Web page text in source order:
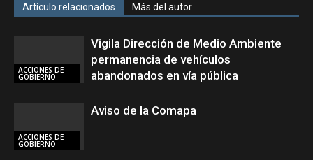
Artículo relacionados Más del autor
ACCIONES DE
GOBIERNO
Vigila Dirección de Medio Ambiente
permanencia de vehículos
abandonados en vía pública
ACCIONES DE
GOBIERNO
Aviso de la Comapa